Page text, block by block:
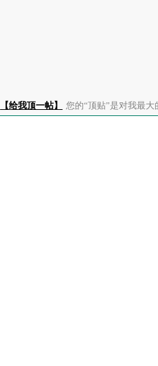
【给我顶一帖】 您的“顶贴”是对我最